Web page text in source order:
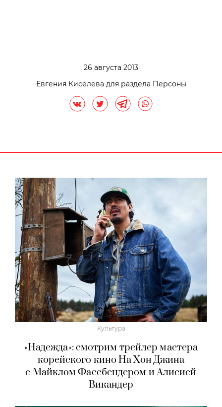
26 августа 2013
Евгения Киселева для раздела Персоны
Культура
«Надежда»: смотрим трейлер мастера
корейского кино На Хон Джина
с Майклом Фассбендером и Алисией
Викандер